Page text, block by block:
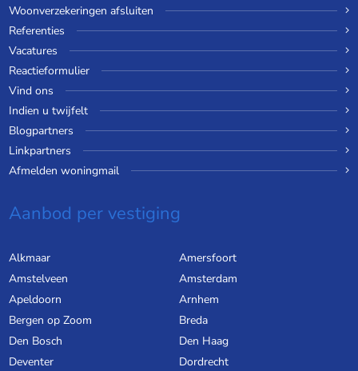
Woonverzekeringen afsluiten
Referenties
Vacatures
Reactieformulier
Vind ons
Indien u twijfelt
Blogpartners
Linkpartners
Afmelden woningmail
Aanbod per vestiging
Alkmaar
Amersfoort
Amstelveen
Amsterdam
Apeldoorn
Arnhem
Bergen op Zoom
Breda
Den Bosch
Den Haag
Deventer
Dordrecht